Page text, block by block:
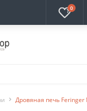
0
Дровяная печь